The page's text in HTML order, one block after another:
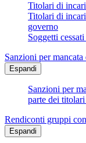
Titolari di
Titolari di
governo
Soggetti
Sanzioni per
Espandi
Sanzioni per
parte dei
Rendiconti gruppi
Espandi